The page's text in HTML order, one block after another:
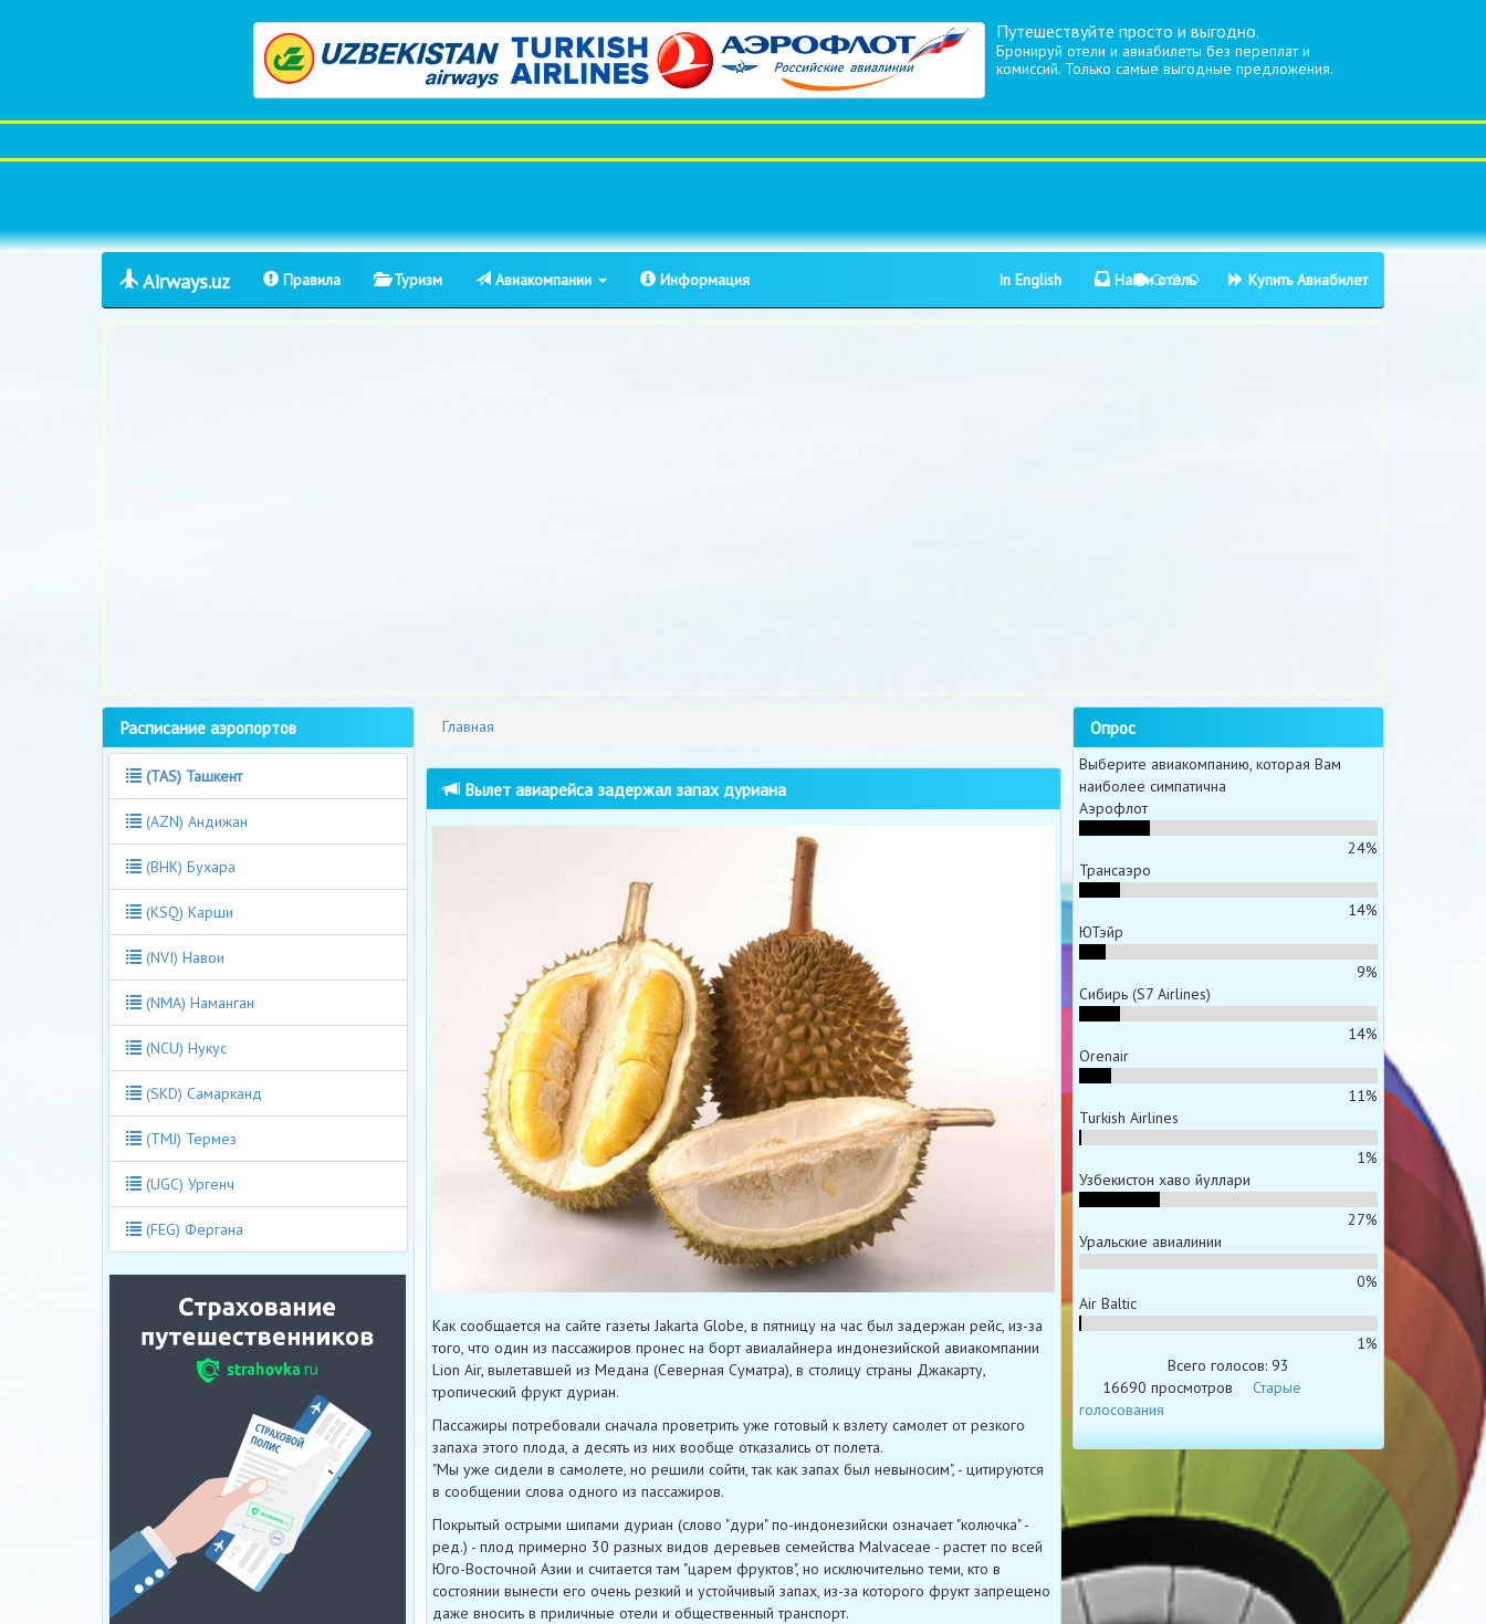
Путешествуйте просто и выгодно.
Бронируй отели и авиабилеты без переплат и
комиссий. Только самые выгодные предложения.
Airways.uz Правила Туризм Авиакомпании Информация In English Найти отель Купить Авиабилет
Главная
Вылет авиарейса задержал запах дуриана
Как сообщается на сайте газеты Jakarta Globe, в пятницу на час был задержан рейс, из-за
того, что один из пассажиров пронес на борт авиалайнера индонезийской авиакомпании
Lion Air, вылетавшей из Медана (Северная Суматра), в столицу страны Джакарту,
тропический фрукт дуриан.
Пассажиры потребовали сначала проветрить уже готовый к взлету самолет от резкого
запаха этого плода, а десять из них вообще отказались от полета.
"Мы уже сидели в самолете, но решили сойти, так как запах был невыносим", - цитируются
в сообщении слова одного из пассажиров.
Покрытый острыми шипами дуриан (слово "дури" по-индонезийски означает "колючка" -
ред.) - плод примерно 30 разных видов деревьев семейства Malvaceae - растет по всей
Юго-Восточной Азии и считается там "царем фруктов", но исключительно теми, кто в
состоянии вынести его очень резкий и устойчивый запах, из-за которого фрукт запрещено
даже вносить в приличные отели и общественный транспорт.
Расписание аэропортов
(TAS) Ташкент
(AZN) Андижан
(BHK) Бухара
(KSQ) Карши
(NVI) Навои
(NMA) Наманган
(NCU) Нукус
(SKD) Самарканд
(TMJ) Термез
(UGC) Ургенч
(FEG) Фергана
Опрос
Выберите авиакомпанию, которая Вам
наиболее симпатична
Аэрофлот
24%
Трансаэро
14%
ЮТэйр
9%
Сибирь (S7 Airlines)
14%
Orenair
11%
Turkish Airlines
1%
Узбекистон хаво йуллари
27%
Уральские авиалинии
0%
Air Baltic
1%
Всего голосов: 93
16690 просмотров
Старые
голосования